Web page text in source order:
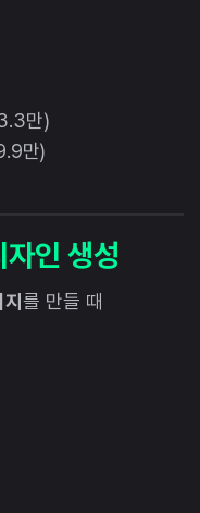
만)
만)
인 생성
를 만들 때